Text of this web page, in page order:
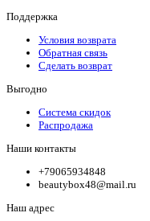
Поддержка
Условия возврата
Обратная связь
Сделать возврат
Выгодно
Система скидок
Распродажа
Наши контакты
+79065934848
beautybox48@mail.ru
Наш адрес